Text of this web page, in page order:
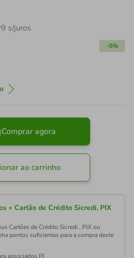
s/juros
-5%
Comprar agora
ao carrinho
+ Cartão de Crédito Sicredi, PIX
Cartões de Crédito Sicredi , PIX ou
pontos suficientes para a compra deste
associados PJ